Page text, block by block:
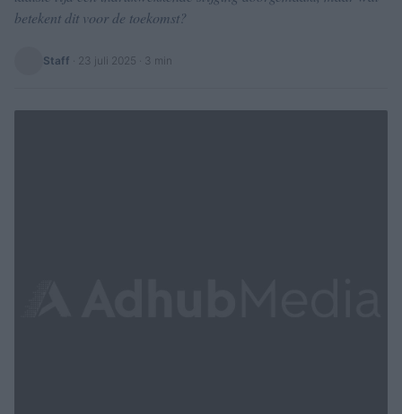
betekent dit voor de toekomst?
Staff 23 juli 2025 · 3 min